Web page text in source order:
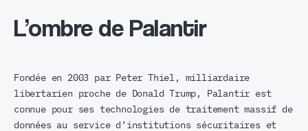
L’ombre de Palantir
Fondée en 2003 par Peter Thiel, milliardaire
libertarien proche de Donald Trump, Palantir est
connue pour ses technologies de traitement massif de
données au service d’institutions sécuritaires et